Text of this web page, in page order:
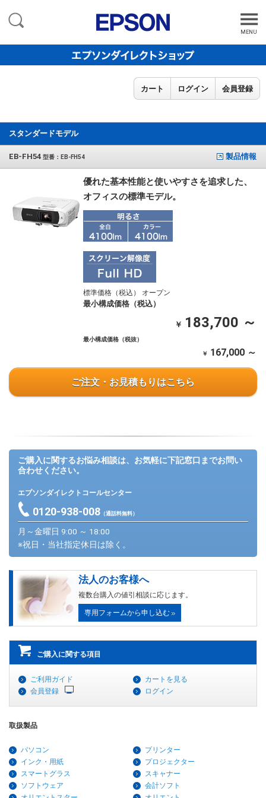
MENU
カート ログイン 会員登録
スタンダードモデル
EB-FH54 型番：EB-FH54 製品情報
優れた基本性能と使いやすさを追求した、
オフィスの標準モデル。
標準価格（税込） オープン
最小構成価格（税込）
￥ 183,700 ～
最小構成価格（税抜）
￥ 167,000 ～
ご注文・お見積もりはこちら
ご購入に関するお悩み相談は、お気軽に下記窓口までお問い
合わせください。
エプソンダイレクトコールセンター
0120-938-008（通話料無料）
月～金曜日 9:00 ～ 18:00
※祝日・当社指定休日は除く。
法人のお客様へ
複数台購入の値引相談に応じます。
専用フォームから申し込む
ご購入に関する項目
ご利用ガイド
カートを見る
会員登録
ログイン
取扱製品
パソコン
プリンター
インク・用紙
プロジェクター
スマートグラス
スキャナー
ソフトウェア
会計ソフト